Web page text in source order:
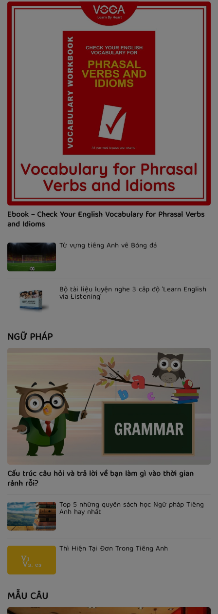
Ebook ~ Check Your English Vocabulary for Phrasal Verbs
and Idioms
Từ vựng tiếng Anh về Bóng đá
Bộ tài liệu luyện nghe 3 cấp độ 'Learn English
via Listening'
NGỮ PHÁP
Cấu trúc câu hỏi và trả lời về bạn làm gì vào thời gian
rảnh rỗi?
Top 5 những quyển sách học Ngữ pháp Tiếng
Anh hay nhất
Thì Hiện Tại Đơn Trong Tiếng Anh
MẪU CÂU